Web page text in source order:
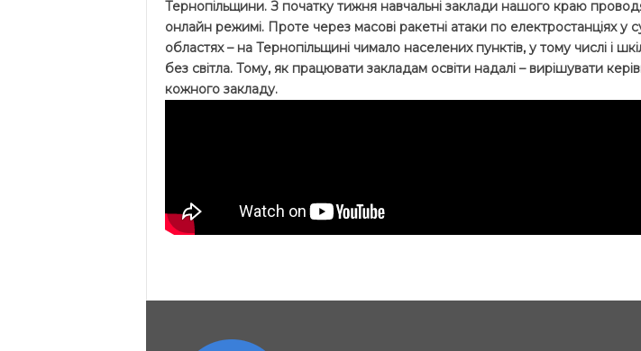
Тернопільщини. З початку тижня навчальні заклади нашого краю
онлайн режимі. Проте через масові ракетні атаки по електростанціях у
областях – на Тернопільщині чимало населених пунктів, у тому числі і
без світла. Тому, як працювати закладам освіти надалі – вирішувати
кожного закладу.